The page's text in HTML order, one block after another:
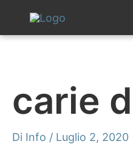
contenuto
carie
Di Info / Luglio 2, 2020